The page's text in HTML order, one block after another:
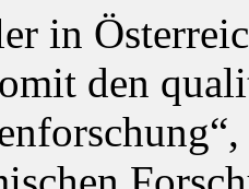
in
den